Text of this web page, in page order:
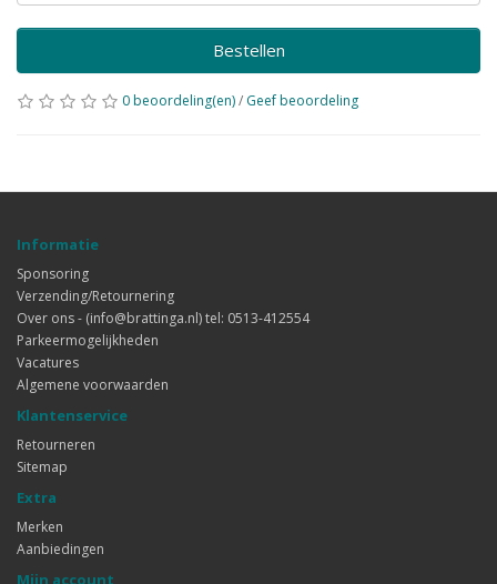
Bestellen
0 beoordeling(en)/ Geef beoordeling
Informatie
Sponsoring
Verzending/Retournering
Over ons - (info@brattinga.nl) tel: 0513-412554
Parkeermogelijkheden
Vacatures
Algemene voorwaarden
Klantenservice
Retourneren
Sitemap
Extra
Merken
Aanbiedingen
Mijn account